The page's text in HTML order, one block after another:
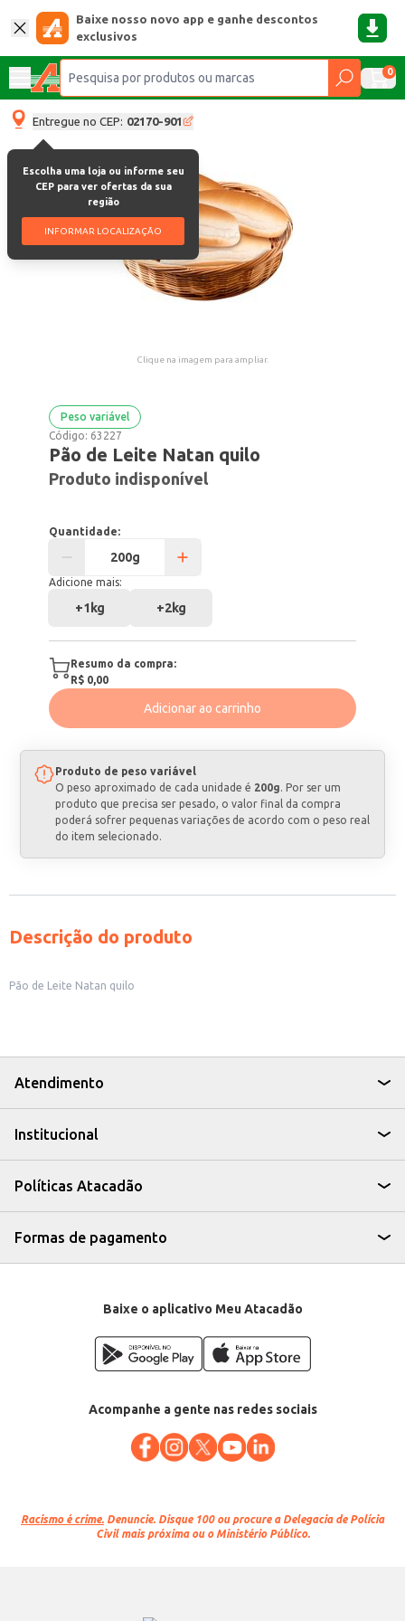
Baixe nosso novo app e ganhe descontos
exclusivos
0
Entregue no CEP: 02170-901
Escolha uma loja ou informe seu
CEP para ver ofertas da sua
região
INFORMAR LOCALIZAÇÃO
Clique na imagem para ampliar.
Peso variável
Código: 63227
Pão de Leite Natan quilo
Produto indisponível
Quantidade:
Adicione mais:
+1kg +2kg
Resumo da compra:
R$ 0,00
Adicionar ao carrinho
Produto de peso variável
O peso aproximado de cada unidade é 200g. Por ser um
produto que precisa ser pesado, o valor final da compra
poderá sofrer pequenas variações de acordo com o peso real
do item selecionado.
Descrição do produto
Pão de Leite Natan quilo
Atendimento
Institucional
Políticas Atacadão
Formas de pagamento
Baixe o aplicativo Meu Atacadão
Acompanhe a gente nas redes sociais
Racismo é crime. Denuncie. Disque 100 ou procure a Delegacia de Polícia
Civil mais próxima ou o Ministério Público.